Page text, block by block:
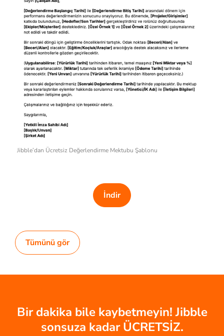
Jibble’dan Ücretsiz Değerlendirme Mektubu Şablonu
İndir
Tümünü gör
Bir dakika bile kaybetmeyin! Jibble
sonsuza kadar ÜCRETSİZ.